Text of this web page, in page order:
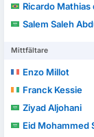
Ricardo Mathias da
Salem Saleh
Mittfältare
Enzo Millot
Franck Kessie
Ziyad Aljohani
Eid Mohammed Saeed Al